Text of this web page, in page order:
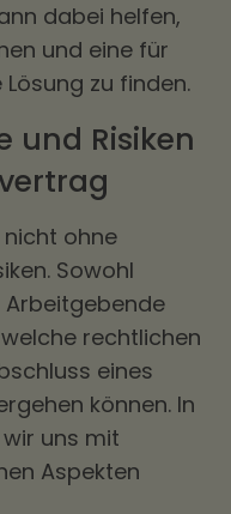
dabei helfen,
und eine für
zu finden.
und Risiken
ohne
Sowohl
rechtlichen
eines
können. In
uns mit
Aspekten